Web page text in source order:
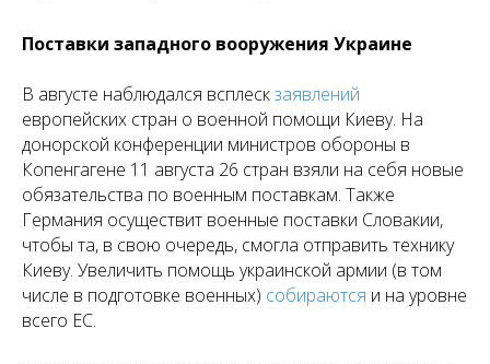
Поставки западного вооружения Украине
В августе наблюдался всплескзаявлений
европейских стран о военной помощи Киеву. На
донорской конференции министров обороны в
Копенгагене 11 августа 26 стран взяли на себя новые
обязательства по военным поставкам. Также
Германия осуществит военные поставки Словакии,
чтобы та, в свою очередь, смогла отправить технику
Киеву. Увеличить помощь украинской армии (в том
числе в подготовке военных) собираются и на уровне
всего ЕС.